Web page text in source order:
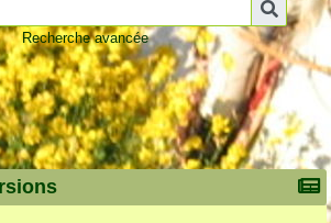
Recherche avancée